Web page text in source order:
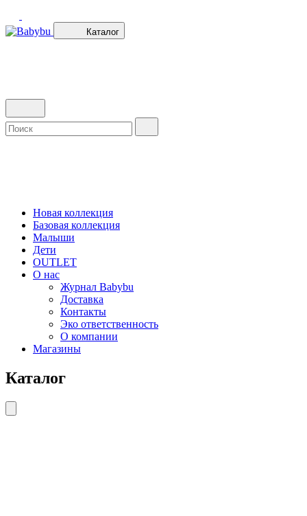
Каталог
Новая коллекция
Базовая коллекция
Малыши
Дети
OUTLET
О нас
Журнал Babybu
Доставка
Контакты
Эко ответственность
О компании
Магазины
Каталог